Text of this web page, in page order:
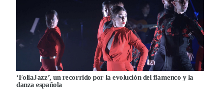
‘FoliaJazz’, un recorrido por la evolución del flamenco y la
danza española